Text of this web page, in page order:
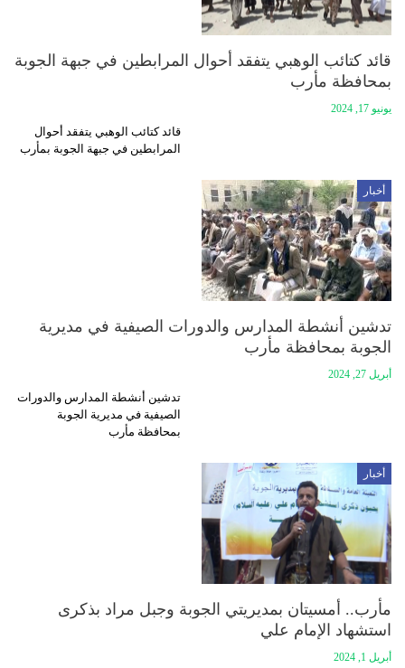
قائد كتائب الوهبي يتفقد أحوال المرابطين في جبهة الجوبة
بمحافظة مأرب
يونيو 17, 2024
قائد كتائب الوهبي يتفقد أحوال
المرابطين في جبهة الجوبة بمأرب
أخبار
تدشين أنشطة المدارس والدورات الصيفية في مديرية
الجوبة بمحافظة مأرب
أبريل 27, 2024
تدشين أنشطة المدارس والدورات
الصيفية في مديرية الجوبة
بمحافظة مأرب
أخبار
مأرب.. أمسيتان بمديريتي الجوبة وجبل مراد بذكرى
استشهاد الإمام علي
أبريل 1, 2024